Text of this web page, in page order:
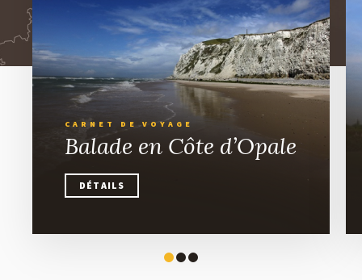
CULTURE & LOISIRS
HÉBERGEMENT
RESTAURATION ET ESTAMINETS
VOYAGES EN BIÈROLOGIE
CARNET DE VOYAGE
Balade en Côte d’Opale
DÉTAILS